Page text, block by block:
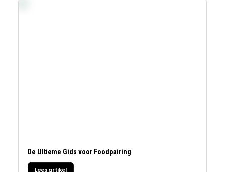
De Ultieme Gids voor Foodpairing
Lees artikel